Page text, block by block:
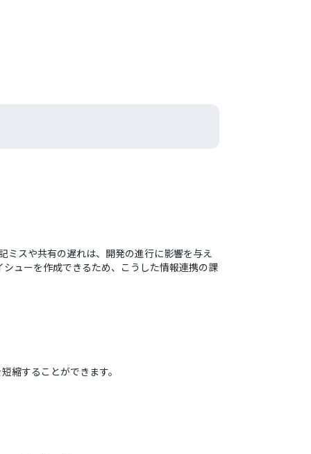
スや共有の遅れは、開発の進行に影響を与え
ューを作成できるため、こうした情報連携の課
縮することができます。